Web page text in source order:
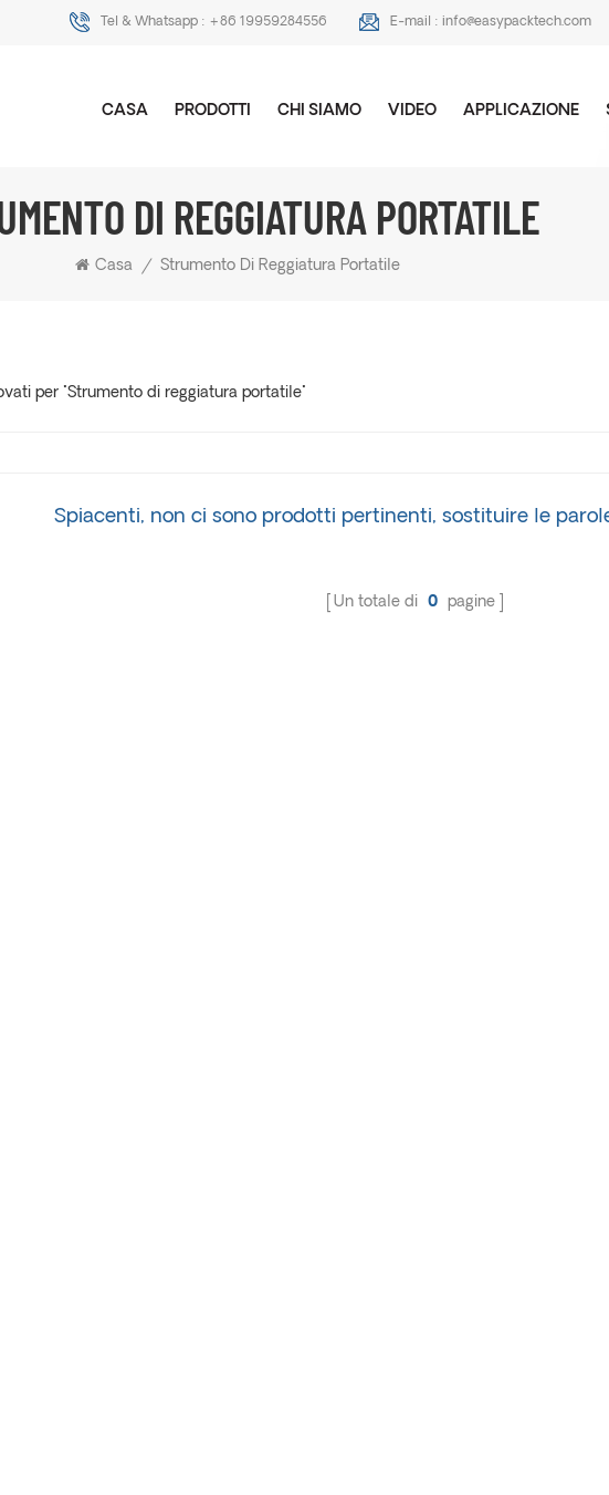
Tel & Whatsapp : +86 19959284556 E-mail : info@easypacktech.com
CASA PRODOTTI CHI SIAMO VIDEO APPLICAZIONE
DI REGGIATURA PORTATILE
Casa / Strumento Di Reggiatura Portatile
per "Strumento di reggiatura portatile"
Spiacenti, non ci sono prodotti pertinenti, sostituire le
Un totale di 0 pagine